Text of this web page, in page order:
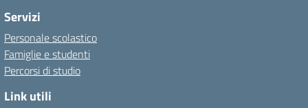
Servizi
Personale scolastico
Famiglie e studenti
Percorsi di studio
Link utili